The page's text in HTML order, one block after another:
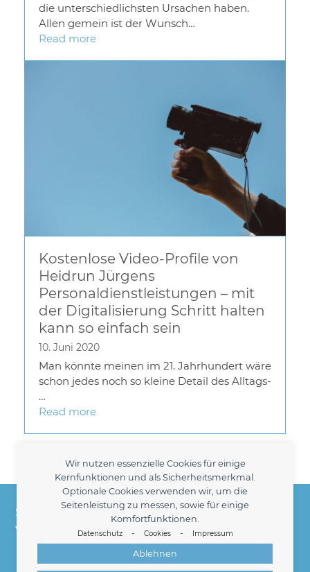
Wir nutzen essenzielle Cookies für einige
Kernfunktionen und als Sicherheitsmerkmal.
Optionale Cookies verwenden wir, um die
Seitenleistung zu messen, sowie für einige
Komfortfunktionen.
Datenschutz - Cookies - Impressum
Ablehnen
die unterschiedlichsten Ursachen haben.
Allen gemein ist der Wunsch…
Read more
Kostenlose Video-Profile von
Heidrun Jürgens
Personaldienstleistungen – mit
der Digitalisierung Schritt halten
kann so einfach sein
10. Juni 2020
Man könnte meinen im 21. Jahrhundert wäre
schon jedes noch so kleine Detail des Alltags-
…
Read more
Heidrun Jürgens Personaldienstleistungen -
Seit 1998 Ihr kompetenter Partner für die
Vermittlung kaufmännischer Fach- und
Führungskräfte am Hamburger Markt.